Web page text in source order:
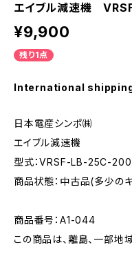
エイブル減速機
¥9,900
残り1点
International
日本電産シンポ㈱
エイブル減速機
型式：VRSF-LB-25C-200
商品状態：中古品(多少の
商品番号：A1-044
この商品は、離島、一部地